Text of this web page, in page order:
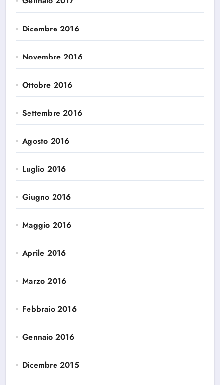
Dicembre 2016
Novembre 2016
Ottobre 2016
Settembre 2016
Agosto 2016
Luglio 2016
Giugno 2016
Maggio 2016
Aprile 2016
Marzo 2016
Febbraio 2016
Gennaio 2016
Dicembre 2015